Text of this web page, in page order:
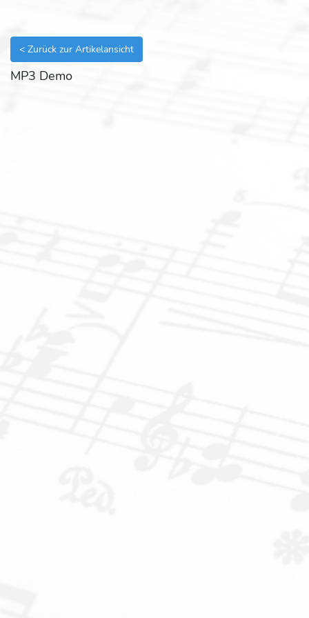
< Zurück zur Artikelansicht
MP3 Demo